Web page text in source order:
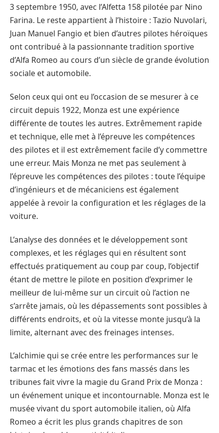
3 septembre 1950, avec l’Alfetta 158 pilotée par Nino
Farina. Le reste appartient à l’histoire : Tazio Nuvolari,
Juan Manuel Fangio et bien d’autres pilotes héroïques
ont contribué à la passionnante tradition sportive
d’Alfa Romeo au cours d’un siècle de grande évolution
sociale et automobile.
Selon ceux qui ont eu l’occasion de se mesurer à ce
circuit depuis 1922, Monza est une expérience
différente de toutes les autres. Extrêmement rapide
et technique, elle met à l’épreuve les compétences
des pilotes et il est extrêmement facile d’y commettre
une erreur. Mais Monza ne met pas seulement à
l’épreuve les compétences des pilotes : toute l’équipe
d’ingénieurs et de mécaniciens est également
appelée à revoir la configuration et les réglages de la
voiture.
L’analyse des données et le développement sont
complexes, et les réglages qui en résultent sont
effectués pratiquement au coup par coup, l’objectif
étant de mettre le pilote en position d’exprimer le
meilleur de lui-même sur un circuit où l’action ne
s’arrête jamais, où les dépassements sont possibles à
différents endroits, et où la vitesse monte jusqu’à la
limite, alternant avec des freinages intenses.
L’alchimie qui se crée entre les performances sur le
tarmac et les émotions des fans massés dans les
tribunes fait vivre la magie du Grand Prix de Monza :
un événement unique et incontournable. Monza est le
musée vivant du sport automobile italien, où Alfa
Romeo a écrit les plus grands chapitres de son